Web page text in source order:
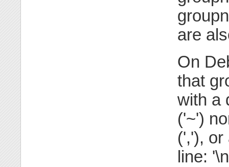
are
On
that
with a
('~')
(','), or
line: